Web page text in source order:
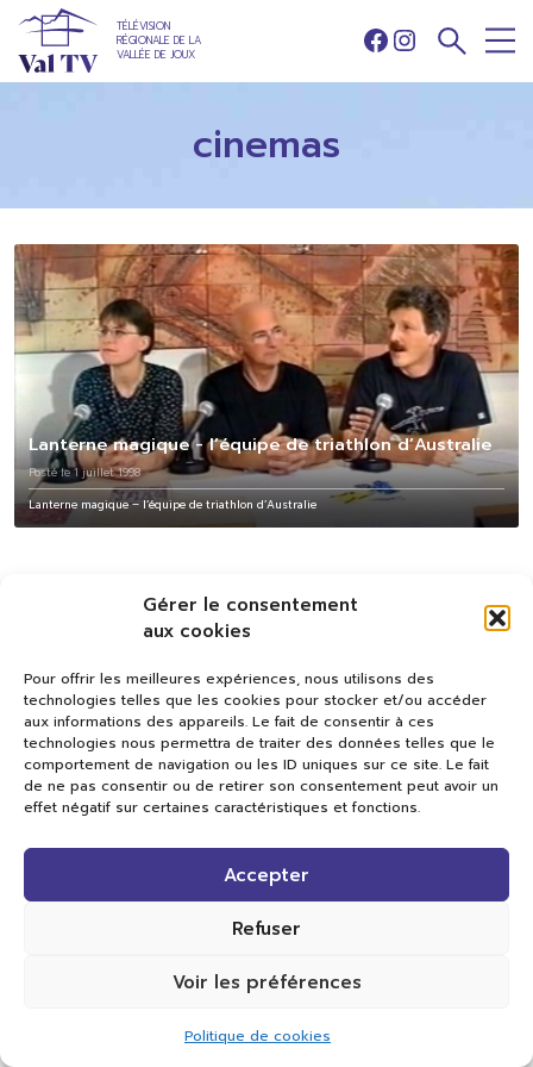
Gérer le consentement
aux cookies
Pour offrir les meilleures expériences, nous utilisons des
technologies telles que les cookies pour stocker et/ou accéder
aux informations des appareils. Le fait de consentir à ces
technologies nous permettra de traiter des données telles que le
comportement de navigation ou les ID uniques sur ce site. Le fait
de ne pas consentir ou de retirer son consentement peut avoir un
effet négatif sur certaines caractéristiques et fonctions.
Accepter
Refuser
Voir les préférences
Politique de cookies
TÉLÉVISION
RÉGIONALE DE LA
VALLÉE DE JOUX
Facebook
Instagram
cinemas
Lanterne magique - l’équipe de triathlon d’Australie
Posté le 1 juillet 1998
Lanterne magique – l’équipe de triathlon d’Australie
Val TV
Centre de Compétences Médias
Rue du Pont-Neuf 24
Tous droits réservés.
Réalisation Cavin-Baudat Digital Lab